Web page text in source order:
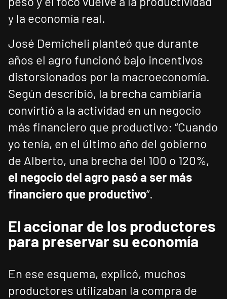
y la economía real.
José Demicheli planteó que durante
años el agro funcionó bajo incentivos
distorsionados por la macroeconomía.
Según describió, la brecha cambiaria
convirtió a la actividad en un negocio
más financiero que productivo: “Cuando
yo tenía, en el último año del gobierno
de Alberto, una brecha del 100 o 120%,
el negocio del agro pasó a ser más
financiero que productivo”.
El accionar de los productores
para preservar su economía
En ese esquema, explicó, muchos
productores utilizaban la compra de